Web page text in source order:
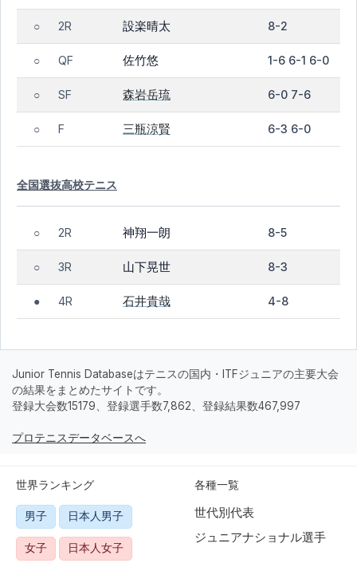
○ 2R 設楽晴太 8-2
○ QF 佐竹悠 1-6 6-1 6-0
○ SF 森岩岳琉 6-0 7-6
○ F 三瓶涼賢 6-3 6-0
全国選抜高校テニス
○ 2R 神翔一朗 8-5
○ 3R 山下晃世 8-3
● 4R 石井貴哉 4-8
Junior Tennis Databaseはテニスの国内・ITFジュニアの主要大会
の結果をまとめたサイトです。
登録大会数15179、登録選手数7,862、登録結果数467,997
プロテニスデータベースへ
世界ランキング
男子 日本人男子
女子 日本人女子
各種一覧
世代別代表
ジュニアナショナル選手